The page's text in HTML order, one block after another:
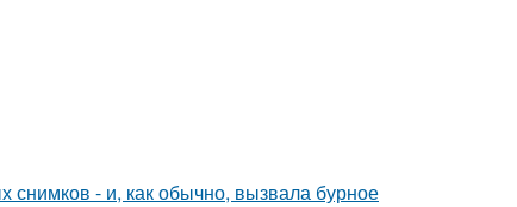
- и, как обычно, вызвала бурное